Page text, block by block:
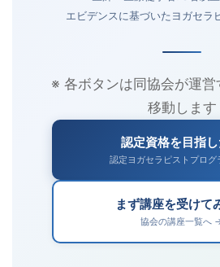
エビデンスに基づいたヨガセラ
※ 各ボタンは同協会が運
移動します
認定資格を目指
認定ヨガセラピストプロ
まず講座を受けて
協会の講座一覧へ